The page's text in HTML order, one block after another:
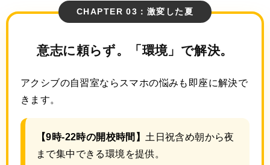
CHAPTER 03：激変した夏
意志に頼らず。 「環境」で解決。
アクシブの自習室ならスマホの悩みも即座に解決で
きます。
【9時-22時の開校時間】土日祝含め朝から夜
まで集中できる環境を提供。